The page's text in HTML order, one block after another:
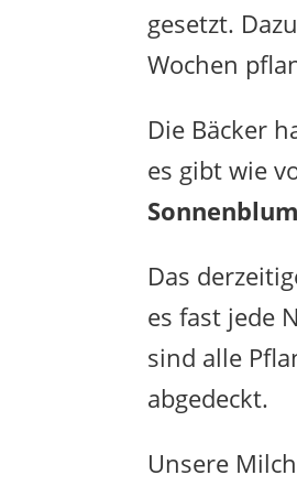
gesetzt.
Wochen
Die Bäcker
es gibt wie
Das
es fast jede
sind alle
abgedeckt.
Unsere